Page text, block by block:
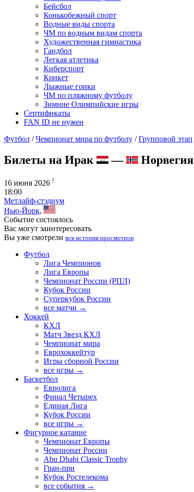
Бейсбол
Конькобежный спорт
Водные виды спорта
ЧМ по водным видам спорта
Художественная гимнастика
Гандбол
Легкая атлетика
Киберспорт
Крикет
Лыжные гонки
ЧМ по пляжному футболу
Зимние Олимпийские игры
Сертификаты
FAN ID не нужен
Футбол /Чемпионат мира по футболу /Групповой этап
Билеты на Ирак — Норвегия
16 июня 2026 !
18:00
Метлайф-стэдиум
Нью-Йорк,
Событие состоялось
Вас могут заинтересовать
Вы уже смотрели вся история просмотров
Футбол
Лига Чемпионов
Лига Европы
Чемпионат России (РПЛ)
Кубок России
Суперкубок России
все матчи →
Хоккей
КХЛ
Матч Звезд КХЛ
Чемпионат мира
Еврохоккейтур
Игры сборной России
все игры →
Баскетбол
Евролига
Финал Четырех
Единая Лига
Кубок России
все игры →
Фигурное катание
Чемпионат Европы
Чемпионат России
Abu Dhabi Classic Trophy
Гран-при
Кубок Ростелекома
все события →